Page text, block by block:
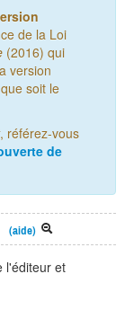
de la Loi
(2016) qui
version
soit le
, référez-vous
de
(aide)
l'éditeur et